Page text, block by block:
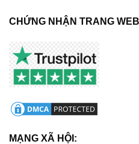
CHỨNG NHẬN TRANG
MẠNG XÃ HỘI: